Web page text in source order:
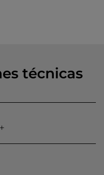
técnicas